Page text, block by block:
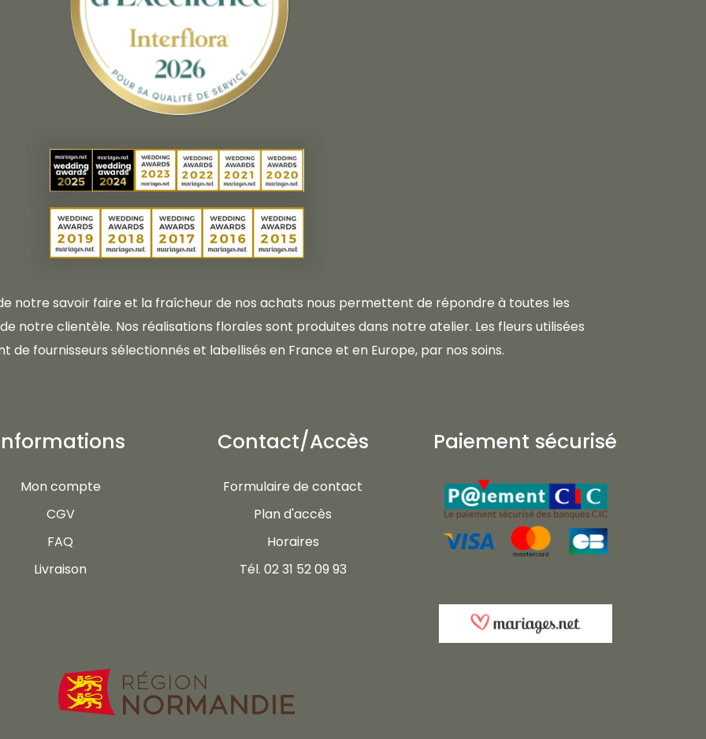
notre savoir faire et la fraîcheur de nos achats nous permettent de répondre à toutes les
notre clientèle. Nos réalisations florales sont produites dans notre atelier. Les fleurs utilisées
de fournisseurs sélectionnés et labellisés en France et en Europe, par nos soins.
Mon compte
CGV
FAQ
Livraison
Contact/Accès
Formulaire de contact
Plan d'accès
Horaires
Tél. 02 31 52 09 93
Paiement sécurisé